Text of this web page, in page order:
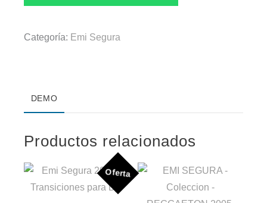
Categoría: Emi Segura
DEMO
Productos relacionados
Oferta